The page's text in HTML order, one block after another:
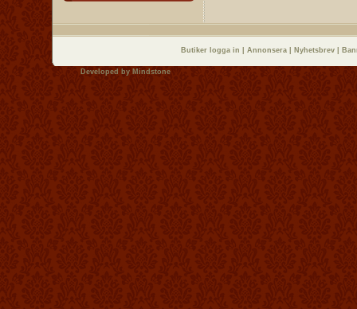
Butiker logga in Annonsera Nyhetsbrev
Developed by Mindstone